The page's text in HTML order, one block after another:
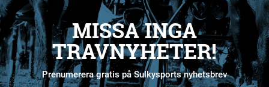
MISSA INGA
TRAVNYHETER!
Prenumerera gratis på Sulkysports nyhetsbrev